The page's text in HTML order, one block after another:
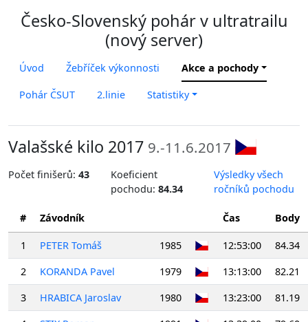
Česko-Slovenský pohár v ultratrailu
(nový server)
Úvod Žebříček výkonnosti Akce a pochody
Pohár ČSUT 2.linie Statistiky
Valašské kilo 2017 9.-11.6.2017
Počet finišerů: 43
Koeficient
pochodu:84.34
Výsledky všech
ročníků pochodu
# Závodník Čas Body
1 PETER Tomáš 1985 12:53:00
84.34
2
KORANDA Pavel 1979 13:13:00
82.21
3
HRABICA Jaroslav 1980 13:23:00
81.19